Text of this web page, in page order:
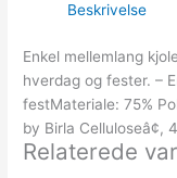
Beskrivelse
Enkel mellemlang
hverdag og fester. –
festMateriale: 75%
by Birla Celluloseâ¢,
Relaterede